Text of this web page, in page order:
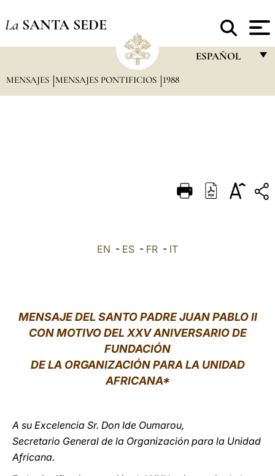
La SANTA SEDE
ESPAÑOL
DEUTSCH
MENSAJES MENSAJES PONTIFICIOS 1988
EN - ES - FR - IT
MENSAJE DEL SANTO PADRE JUAN PABLO II
CON MOTIVO DEL XXV ANIVERSARIO DE
FUNDACIÓN
DE LA ORGANIZACIÓN PARA LA UNIDAD
AFRICANA*
A su Excelencia Sr. Don Ide Oumarou,
Secretario General de la Organización para la Unidad
Africana.